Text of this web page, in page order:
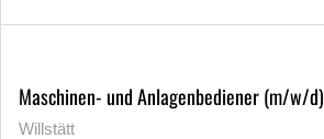
Maschinen- und Anlagenbediener (m/w/d)
Willstätt